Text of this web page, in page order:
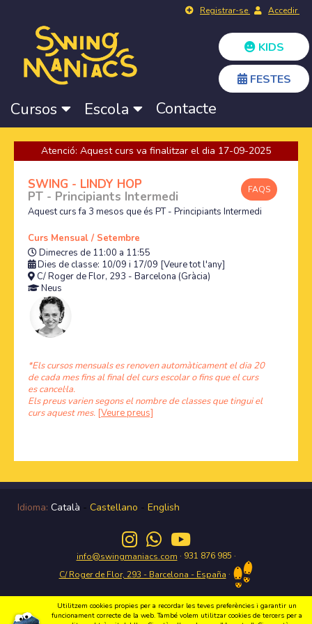
Registrar-se Accedir
KIDS
FESTES
Cursos Escola Contacte
Atenció: Aquest curs va finalitzar el dia 17-09-2025
FAQS
SWING - LINDY HOP
PT - Principiants Intermedi
Aquest curs fa 3 mesos que és PT - Principiants Intermedi
Curs Mensual / Setembre
Dimecres de 11:00 a 11:55
Dies de classe: 10/09 i 17/09 [Veure tot l'any]
C/ Roger de Flor, 293 - Barcelona (Gràcia)
Neus
*Els cursos mensuals es renoven automàticament el dia 20
de cada mes fins al final del curs escolar o fins que el curs
es cancel·la.
Els preus varien segons el nombre de classes que tingui el
curs aquest mes. [Veure preus]
Idioma: Català - Castellano - English
info@swingmaniacs.com · 931 876 985 ·
C/ Roger de Flor, 293 - Barcelona - España ·
Utilitzem cookies propies per a recordar les teves preferències i garantir un
funcionament correcte de la web. També volem utilitzar cookies de tercers per a